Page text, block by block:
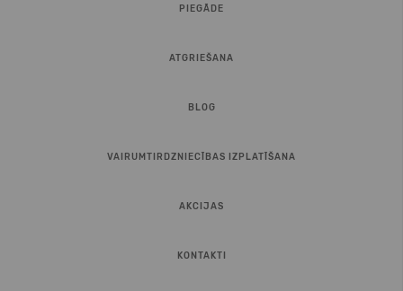
PIEGĀDE
ATGRIEŠANA
BLOG
VAIRUMTIRDZNIECĪBAS IZPLATĪŠANA
AKCIJAS
KONTAKTI